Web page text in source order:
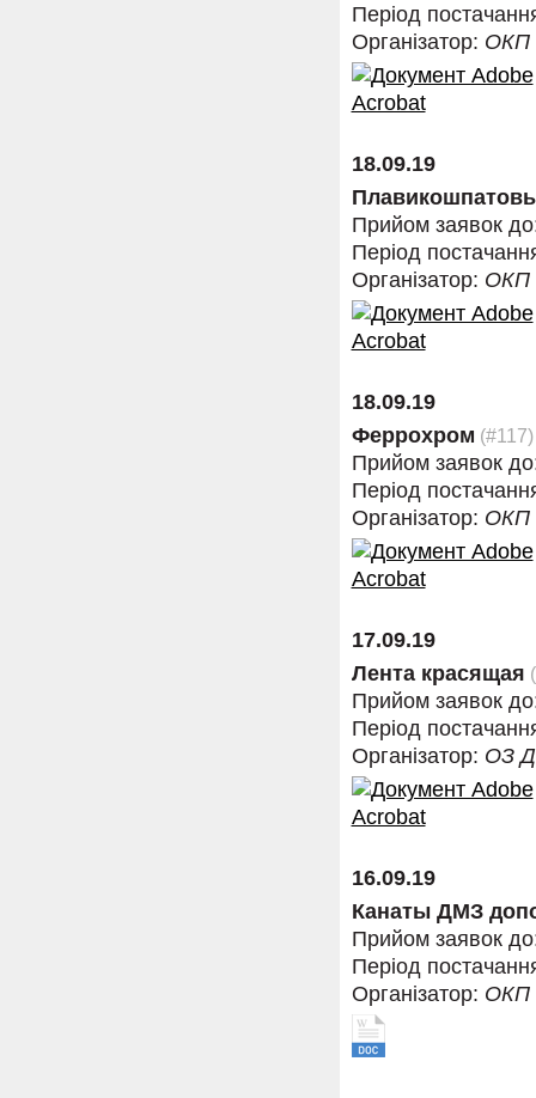
Період
Організатор: ОКП
18.09.19
Прийом заявок
Період
Організатор: ОКП
18.09.19
Феррохром (#117)
Прийом заявок
Період
Організатор: ОКП
17.09.19
Лента красящая
Прийом заявок
Період
Організатор: ОЗ
16.09.19
Канаты ДМЗ
Прийом заявок
Період
Організатор: ОКП